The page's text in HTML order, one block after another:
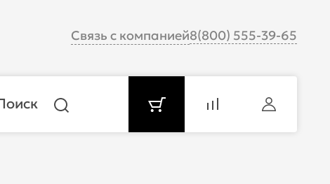
Связь с компанией8(800) 555-39-65